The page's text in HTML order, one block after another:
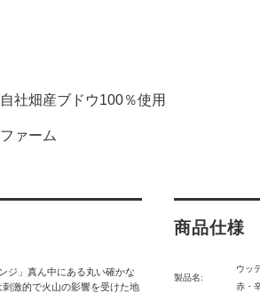
畑産ブドウ100％使用
ァーム
ジ」真ん中にある丸い確かな
激的で火山の影響を受けた地
商品仕様
製品名:
ウッ
赤・